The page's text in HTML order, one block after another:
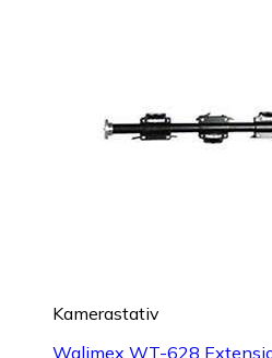
Kamerastativ
Walimex WT-628